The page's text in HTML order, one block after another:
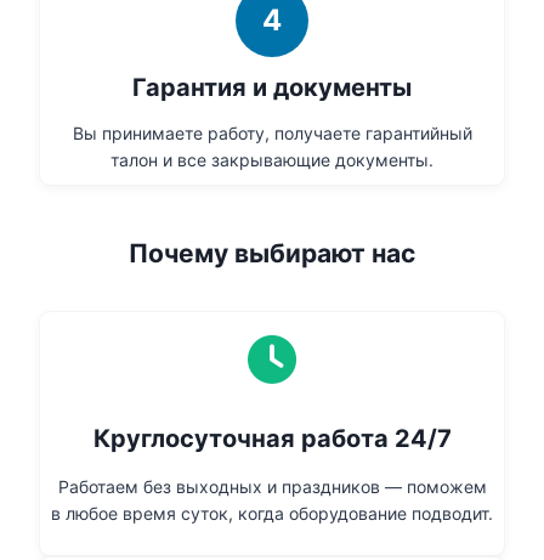
4
Гарантия и документы
Вы принимаете работу, получаете гарантийный
талон и все закрывающие документы.
Почему выбирают нас
Круглосуточная работа 24/7
Работаем без выходных и праздников — поможем
в любое время суток, когда оборудование подводит.